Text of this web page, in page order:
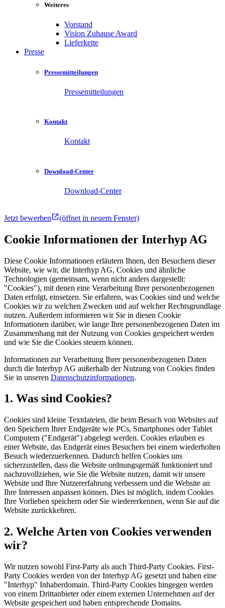
Weiteres
Vorstand
Vision Zuhause Award
Lieferkette
Presse
Pressemitteilungen
Pressemitteilungen
Kontakt
Kontakt
Download-Center
Download-Center
Jetzt bewerben (öffnet in neuem Fenster)
Cookie Informationen der Interhyp AG
Diese Cookie Informationen erläutern Ihnen, den Besuchern dieser
Website, wie wir, die Interhyp AG, Cookies und ähnliche
Technologien (gemeinsam, wenn nicht anders dargestellt:
"Cookies"), mit denen eine Verarbeitung Ihrer personenbezogenen
Daten erfolgt, einsetzen. Sie erfahren, was Cookies sind und welche
Cookies wir zu welchen Zwecken und auf welcher Rechtsgrundlage
nutzen. Außerdem informieren wir Sie in diesen Cookie
Informationen darüber, wie lange Ihre personenbezogenen Daten im
Zusammenhang mit der Nutzung von Cookies gespeichert werden
und wie Sie die Cookies steuern können.
Informationen zur Verarbeitung Ihrer personenbezogenen Daten
durch die Interhyp AG außerhalb der Nutzung von Cookies finden
Sie in unseren Datenschutzinformationen.
1. Was sind Cookies?
Cookies sind kleine Textdateien, die beim Besuch von Websites auf
den Speichern Ihrer Endgeräte wie PCs, Smartphones oder Tablet
Computern ("Endgerät") abgelegt werden. Cookies erlauben es
einer Website, das Endgerät eines Besuchers bei einem wiederholten
Besuch wiederzuerkennen. Dadurch helfen Cookies uns
sicherzustellen, dass die Website ordnungsgemäß funktioniert und
nachzuvollziehen, wie Sie die Website nutzen, damit wir unsere
Website und Ihre Nutzererfahrung verbessern und die Website an
Ihre Interessen anpassen können. Dies ist möglich, indem Cookies
Ihre Vorlieben speichern oder Sie wiedererkennen, wenn Sie auf die
Website zurückkehren.
2. Welche Arten von Cookies verwenden
wir?
Wir nutzen sowohl First-Party als auch Third-Party Cookies. First-
Party Cookies werden von der Interhyp AG gesetzt und haben eine
"Interhyp" Inhaberdomain. Third-Party Cookies hingegen werden
von einem Drittanbieter oder einem externen Unternehmen auf der
Website gespeichert und haben entsprechende Domains.